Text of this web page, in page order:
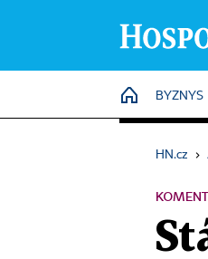
HOME
BYZNYS
HN.cz ›